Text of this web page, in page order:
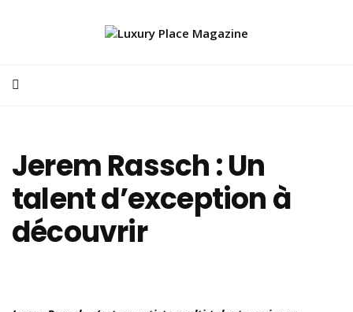
Jerem Rassch : Un
talent d’exception à
découvrir